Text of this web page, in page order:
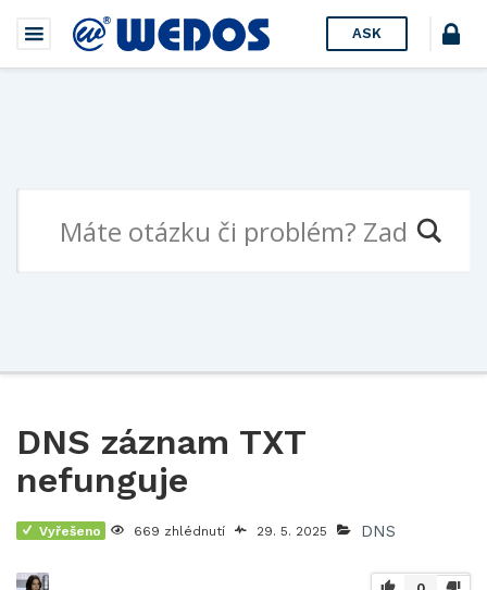
ASK
DNS záznam TXT
nefunguje
Vyřešeno 669 zhlédnutí 29. 5. 2025 DNS